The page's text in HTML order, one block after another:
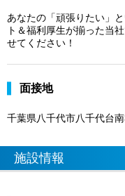
あなたの「頑張りたい」
ト＆福利厚生が揃った当
せてください！
面接地
千葉県八千代市八千代台
施設情報